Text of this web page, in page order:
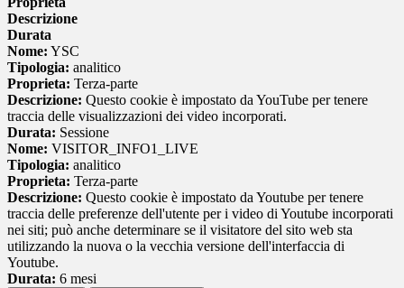
Descrizione
Durata
Nome: YSC
Tipologia: analitico
Proprieta: Terza-parte
Descrizione: Questo cookie è impostato da YouTube per tenere
traccia delle visualizzazioni dei video incorporati.
Durata: Sessione
Nome: VISITOR_INFO1_LIVE
Tipologia: analitico
Proprieta: Terza-parte
Descrizione: Questo cookie è impostato da Youtube per tenere
traccia delle preferenze dell'utente per i video di Youtube incorporati
nei siti; può anche determinare se il visitatore del sito web sta
utilizzando la nuova o la vecchia versione dell'interfaccia di
Youtube.
Durata: 6 mesi